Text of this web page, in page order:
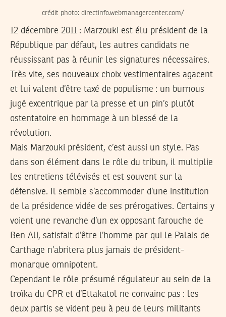
crédit photo: directinfo.webmanagercenter.com/
12 décembre 2011
: Marzouki est élu président de la
République par défaut, les autres candidats ne
réussissant pas à réunir les signatures nécessaires.
Très vite, ses nouveaux choix vestimentaires agacent
et lui valent d’être taxé de populisme : un burnous
jugé excentrique par la presse et un pin’s plutôt
ostentatoire en hommage à un blessé de la
révolution.
Mais Marzouki président, c’est aussi un style. Pas
dans son élément dans le rôle du tribun, il multiplie
les entretiens télévisés et est souvent sur la
défensive. Il semble s’accommoder d’une institution
de la présidence vidée de ses prérogatives. Certains y
voient une revanche d’un ex opposant farouche de
Ben Ali, satisfait d’être l’homme par qui le Palais de
Carthage n’abritera plus jamais de président-
monarque omnipotent.
Cependant le rôle présumé régulateur au sein de la
troïka du CPR et d’Ettakatol ne convainc pas : les
deux partis se vident peu à peu de leurs militants